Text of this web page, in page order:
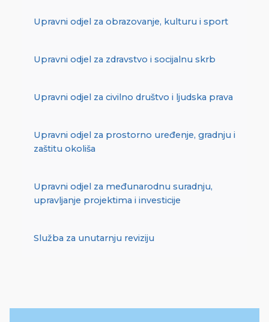
Upravni odjel za obrazovanje, kulturu i sport
Upravni odjel za zdravstvo i socijalnu skrb
Upravni odjel za civilno društvo i ljudska prava
Upravni odjel za prostorno uređenje, gradnju i
zaštitu okoliša
Upravni odjel za međunarodnu suradnju,
upravljanje projektima i investicije
Služba za unutarnju reviziju